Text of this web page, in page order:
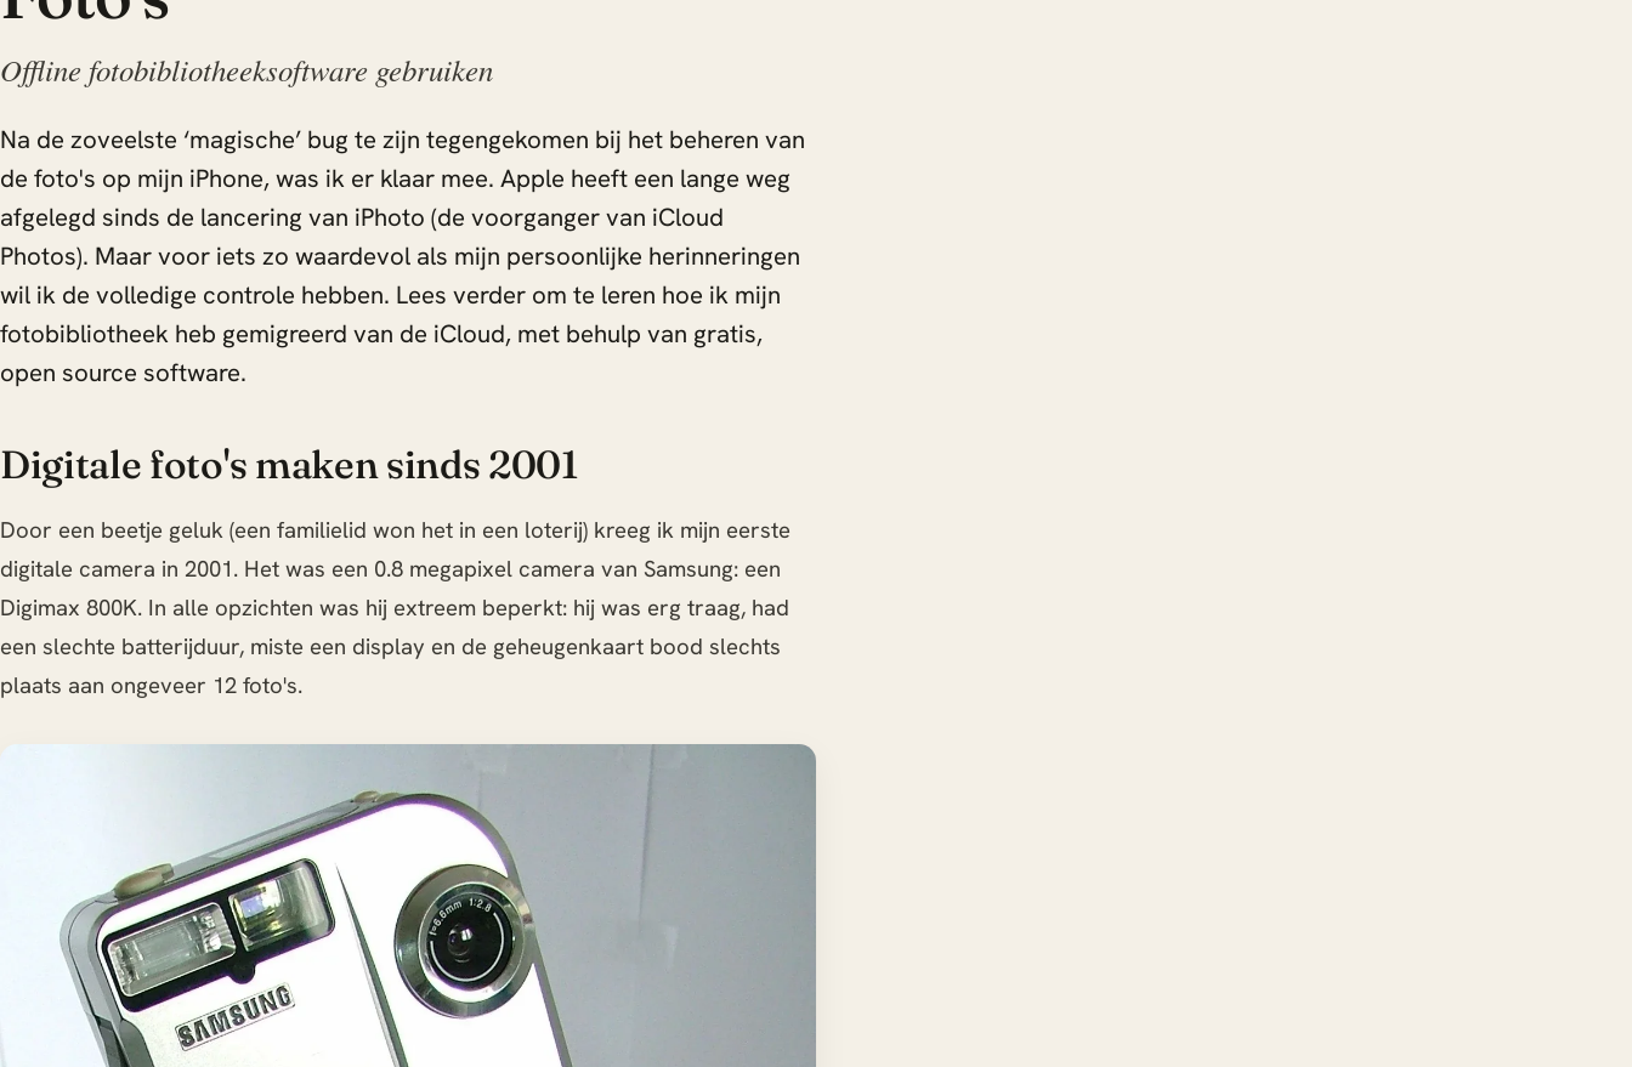
Offline fotobibliotheeksoftware gebruiken
Na de zoveelste ‘magische’ bug te zijn tegengekomen bij het beheren van
de foto's op mijn iPhone, was ik er klaar mee. Apple heeft een lange weg
afgelegd sinds de lancering van iPhoto (de voorganger van iCloud
Photos). Maar voor iets zo waardevol als mijn persoonlijke herinneringen
wil ik de volledige controle hebben. Lees verder om te leren hoe ik mijn
fotobibliotheek heb gemigreerd van de iCloud, met behulp van gratis,
open source software.
Digitale foto's maken sinds 2001
Door een beetje geluk (een familielid won het in een loterij) kreeg ik mijn eerste
digitale camera in 2001. Het was een 0.8 megapixel camera van Samsung: een
Digimax 800K. In alle opzichten was hij extreem beperkt: hij was erg traag, had
een slechte batterijduur, miste een display en de geheugenkaart bood slechts
plaats aan ongeveer 12 foto's.